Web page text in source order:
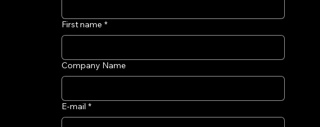
First name *
Company Name
E-mail *